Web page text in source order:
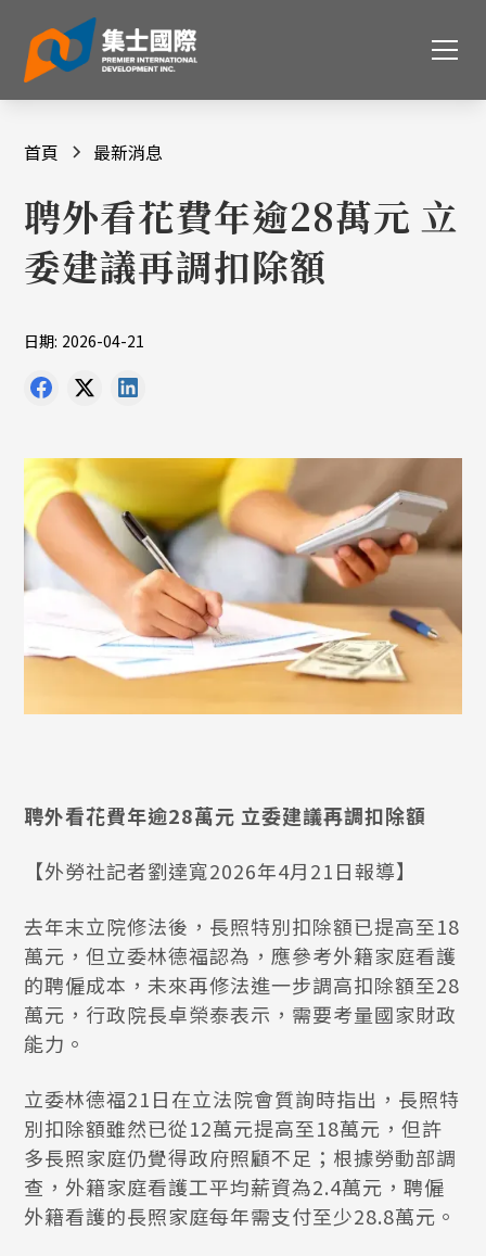
首頁 最新消息
聘外看花費年逾28萬元 立
委建議再調扣除額
日期: 2026-04-21
聘外看花費年逾28萬元 立委建議再調扣除額
【外勞社記者劉達寬2026年4月21日報導】
去年末立院修法後，長照特別扣除額已提高至18
萬元，但立委林德福認為，應參考外籍家庭看護
的聘僱成本，未來再修法進一步調高扣除額至28
萬元，行政院長卓榮泰表示，需要考量國家財政
能力。
立委林德福21日在立法院會質詢時指出，長照特
別扣除額雖然已從12萬元提高至18萬元，但許
多長照家庭仍覺得政府照顧不足；根據勞動部調
查，外籍家庭看護工平均薪資為2.4萬元，聘僱
外籍看護的長照家庭每年需支付至少28.8萬元。